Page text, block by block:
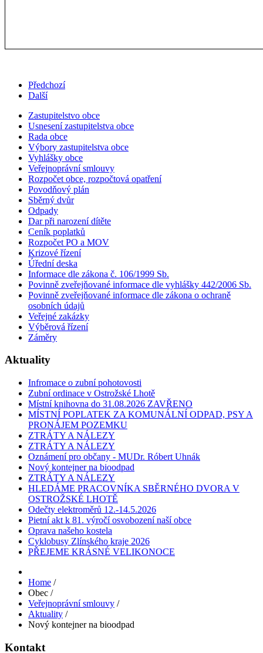
Předchozí
Další
Zastupitelstvo obce
Usnesení zastupitelstva obce
Rada obce
Výbory zastupitelstva obce
Vyhlášky obce
Veřejnoprávní smlouvy
Rozpočet obce, rozpočtová opatření
Povodňový plán
Sběrný dvůr
Odpady
Dar při narození dítěte
Ceník poplatků
Rozpočet PO a MOV
Krizové řízení
Úřední deska
Informace dle zákona č. 106/1999 Sb.
Povinně zveřejňované informace dle vyhlášky 442/2006 Sb.
Povinně zveřejňované informace dle zákona o ochraně
osobních údajů
Veřejné zakázky
Výběrová řízení
Záměry
Aktuality
Infromace o zubní pohotovosti
Zubní ordinace v Ostrožské Lhotě
Místní knihovna do 31.08.2026 ZAVŘENO
MÍSTNÍ POPLATEK ZA KOMUNÁLNÍ ODPAD, PSY A
PRONÁJEM POZEMKU
ZTRÁTY A NÁLEZY
ZTRÁTY A NÁLEZY
Oznámení pro občany - MUDr. Róbert Uhnák
Nový kontejner na bioodpad
ZTRÁTY A NÁLEZY
HLEDÁME PRACOVNÍKA SBĚRNÉHO DVORA V
OSTROŽSKÉ LHOTĚ
Odečty elektroměrů 12.-14.5.2026
Pietní akt k 81. výročí osvobození naší obce
Oprava našeho kostela
Cyklobusy Zlínského kraje 2026
PŘEJEME KRÁSNÉ VELIKONOCE
Home /
Obec /
Veřejnoprávní smlouvy /
Aktuality /
Nový kontejner na bioodpad
Kontakt